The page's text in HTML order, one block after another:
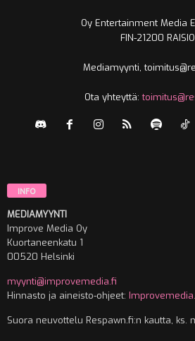
Oy Entertainment Media
FIN-21200 RAISIO
Mediamyynti,
Ota yhteyttä:
INFO
MEDIAMYYNTI
Improve Media Oy
Kuortaneenkatu 1
00520 Helsinki
myynti@improvemedia.fi
Hinnasto ja aineisto-ohjeet:
Suora neuvottelu Respawn.fi:n kautta, ks.